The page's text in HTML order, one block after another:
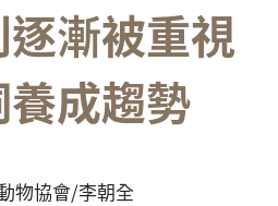
漸被重視
成趨勢
物協會/李朝全